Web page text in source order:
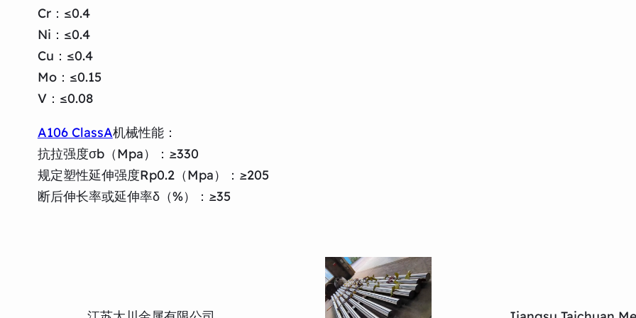
Cr：≤0.4
Ni：≤0.4
Cu：≤0.4
Mo：≤0.15
V：≤0.08
A106 ClassA机械性能：
抗拉强度σb（Mpa）：≥330
规定塑性延伸强度Rp0.2（Mpa）：≥205
断后伸长率或延伸率δ（%）：≥35